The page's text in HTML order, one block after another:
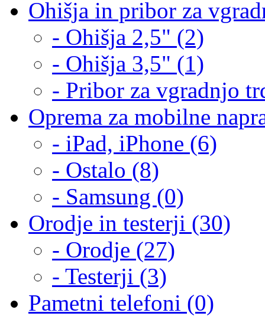
Ohišja in pribor za
- Ohišja 2,5" (2)
- Ohišja 3,5" (1)
- Pribor za vgradnjo
Oprema za mobilne
- iPad, iPhone (6)
- Ostalo (8)
- Samsung (0)
Orodje in testerji (30)
- Orodje (27)
- Testerji (3)
Pametni telefoni (0)